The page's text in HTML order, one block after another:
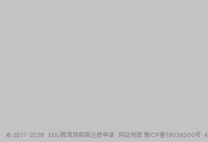
© 2017-2026 EDU教育网邮箱注册申请 网站地图 豫ICP备19036300号-4